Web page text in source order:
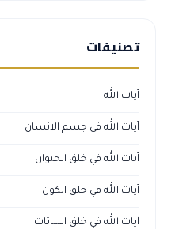
تصنيفات
آيات الله
آيات الله في جسم الانسان
آيات الله في خلق الحيوان
آيات الله في خلق الكون
آيات الله في خلق النباتات